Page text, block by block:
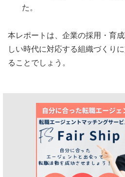
た。
本レポートは、企業の採用・育
しい時代に対応する組織づくり
ることでしょう。